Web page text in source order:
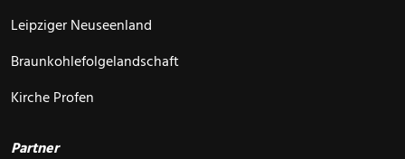
Leipziger Neuseenland
Braunkohlefolgelandschaft
Kirche Profen
Partner